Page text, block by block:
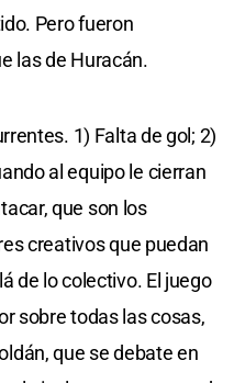
Pero fueron
las de Huracán.
1) Falta de gol; 2)
al equipo le cierran
que son los
creativos que puedan
de lo colectivo. El juego
sobre todas las cosas,
que se debate en